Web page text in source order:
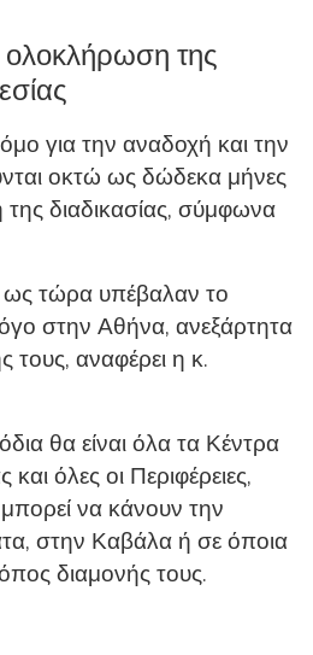
της
για την αναδοχή και την
οκτώ ως δώδεκα μήνες
διαδικασίας, σύμφωνα
ως τώρα υπέβαλαν το
στην Αθήνα, ανεξάρτητα
τους, αναφέρει η κ.
θα είναι όλα τα Κέντρα
όλες οι Περιφέρειες,
να κάνουν την
στην Καβάλα ή σε όποια
διαμονής τους.